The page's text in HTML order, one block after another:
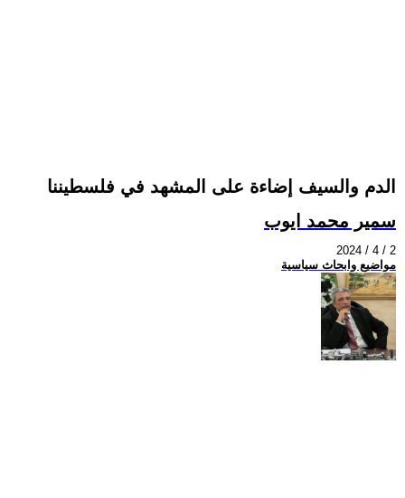
الدم والسيف إضاءة على المشهد في فلسطيننا
سمير محمد ايوب
2024 / 4 / 2
مواضيع وابحاث سياسية